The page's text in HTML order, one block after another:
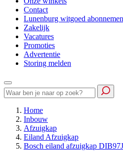
Contact
Lunenburg witgoed
Zakelijk
Vacatures
Promoties
Advertentie
Storing melden
Home
Inbouw
Afzuigkap
Eiland Afzuigkap
Bosch eiland afzuigkap